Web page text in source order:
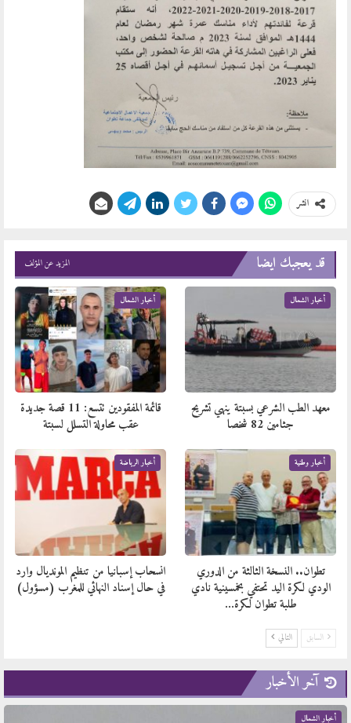
انشر
قد يعجبك ايضا المزيد عن المؤلف
أخبار الشمال
معهد الطب الشرعي بسبتة ينهي تشريح
جثامين 82 شخصا
أخبار الشمال
قائمة المفقودين تتسع: 11 قصة جديدة
عقب محاولة التسلل لسبتة
أخبار وطنية
تطوان.. النسخة الثالثة من الدوري
الودي لكرة اليد تحتفي بخمسينية نادي
طلبة تطوان لكرة…
أخبار الرياضة
انسحاب إسبانيا من تنظيم المونديال وارد
في حال إسناد النهائي للمغرب (مسؤول)
السابق التالي
آخر الأخبار
أخبار الشمال